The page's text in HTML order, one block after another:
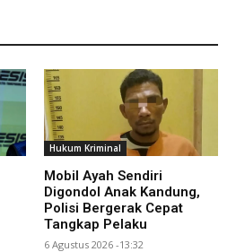
Hukum Kriminal
Mobil Ayah Sendiri
Digondol Anak Kandung,
Polisi Bergerak Cepat
Tangkap Pelaku
6 Agustus 2026 -13:32